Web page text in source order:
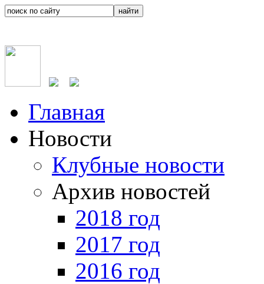
Главная
Новости
Клубные новости
Архив новостей
2018 год
2017 год
2016 год